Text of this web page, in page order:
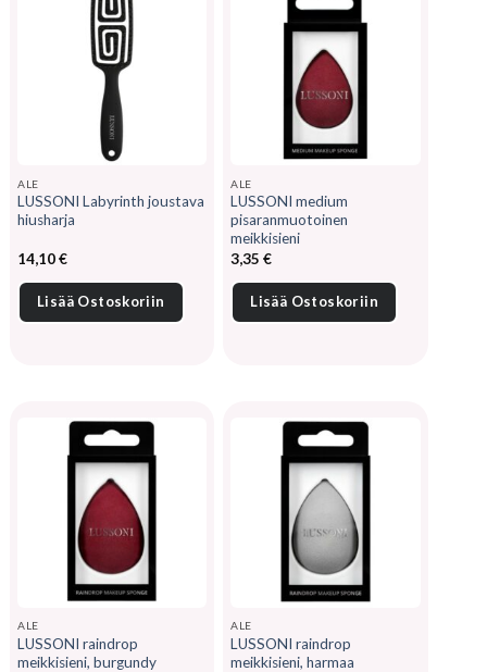
ALE
LUSSONI Labyrinth joustava
hiusharja
14,10€
Lisää Ostoskoriin
ALE
LUSSONI medium
pisaranmuotoinen
meikkisieni
3,35€
Lisää Ostoskoriin
ALE
LUSSONI raindrop
meikkisieni, burgundy
ALE
LUSSONI raindrop
meikkisieni, harmaa